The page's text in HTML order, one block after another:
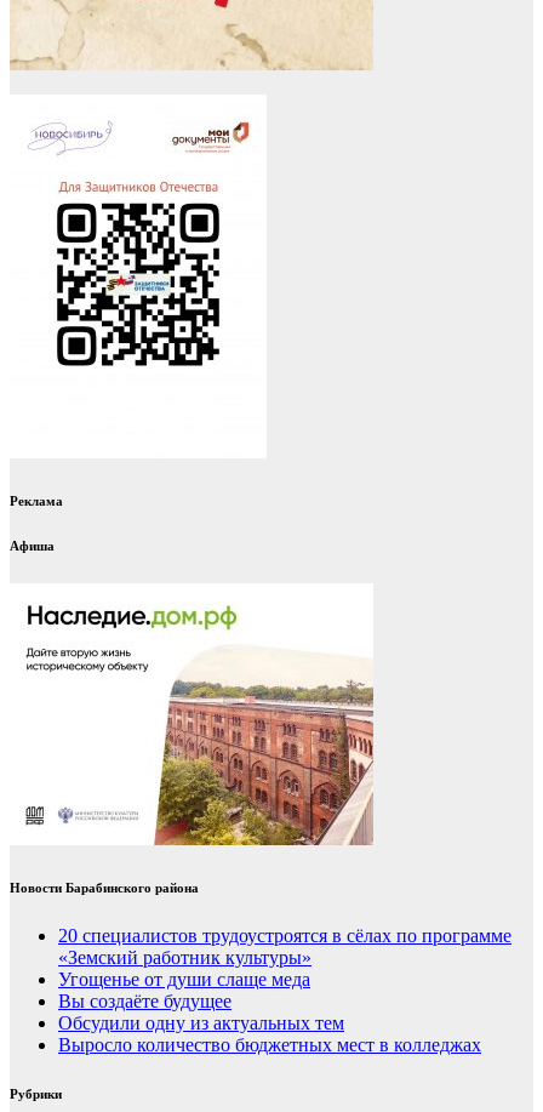
Реклама
Афиша
Новости Барабинского района
20 специалистов трудоустроятся в сёлах по программе
«Земский работник культуры»
Угощенье от души слаще меда
Вы создаёте будущее
Обсудили одну из актуальных тем
Выросло количество бюджетных мест в колледжах
Рубрики